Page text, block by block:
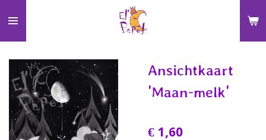
direct
naar
de
hoofdinhoud
Ansichtkaart
'Maan-melk'
€ 1,60